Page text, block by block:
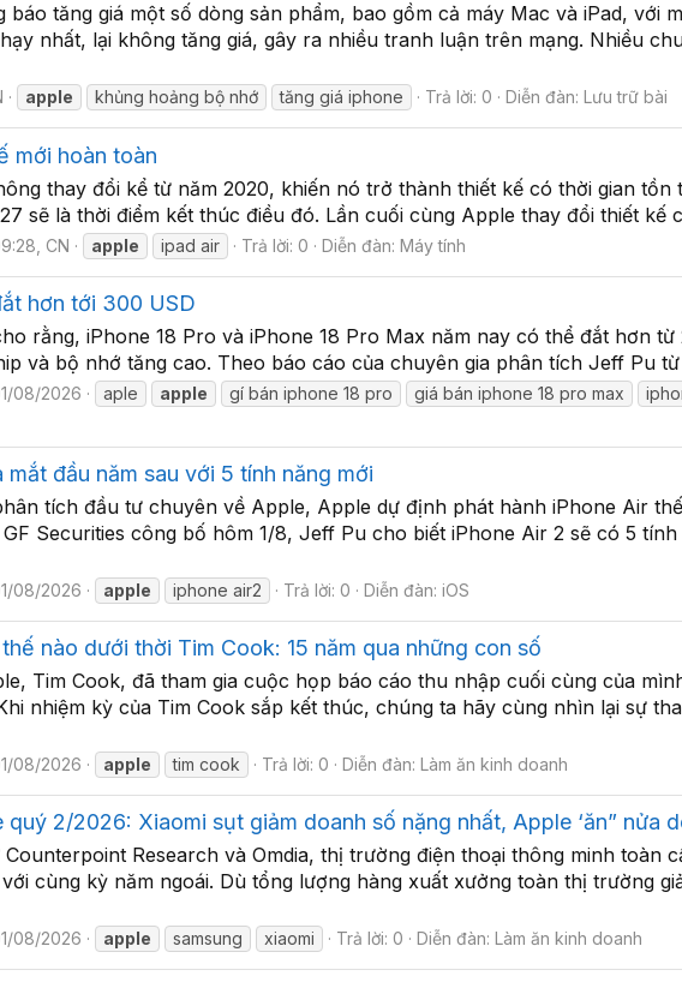
báo tăng giá một số dòng sản phẩm, bao gồm cả máy Mac và iPad, với
nhất, lại không tăng giá, gây ra nhiều tranh luận trên mạng. Nhiều
apple khủng hoảng bộ nhớ tăng giá iphone Trả lời: 0 Diễn đàn:Lưu trữ bài
mới hoàn toàn
thay đổi kể từ năm 2020, khiến nó trở thành thiết kế có thời gian
sẽ là thời điểm kết thúc điều đó. Lần cuối cùng Apple thay đổi thiết kế
CN apple ipad air Trả lời: 0 Diễn đàn:Máy tính
hơn tới 300 USD
rằng, iPhone 18 Pro và iPhone 18 Pro Max năm nay có thể đắt hơn
và bộ nhớ tăng cao. Theo báo cáo của chuyên gia phân tích Jeff Pu
08/2026 aple apple gí bán iphone 18 pro giá bán iphone 18 pro max
đầu năm sau với 5 tính năng mới
tích đầu tư chuyên về Apple, Apple dự định phát hành iPhone Air
Securities công bố hôm 1/8, Jeff Pu cho biết iPhone Air 2 sẽ có 5
08/2026 apple iphone air2 Trả lời: 0 Diễn đàn:iOS
nào dưới thời Tim Cook: 15 năm qua những con số
Tim Cook, đã tham gia cuộc họp báo cáo thu nhập cuối cùng của
nhiệm kỳ của Tim Cook sắp kết thúc, chúng ta hãy cùng nhìn lại sự
08/2026 apple tim cook Trả lời: 0 Diễn đàn:Làm ăn kinh doanh
2/2026: Xiaomi sụt giảm doanh số nặng nhất, Apple ‘ăn” nửa
Research và Omdia, thị trường điện thoại thông minh toàn
cùng kỳ năm ngoái. Dù tổng lượng hàng xuất xưởng toàn thị trường
08/2026 apple samsung xiaomi Trả lời: 0 Diễn đàn:Làm ăn kinh doanh